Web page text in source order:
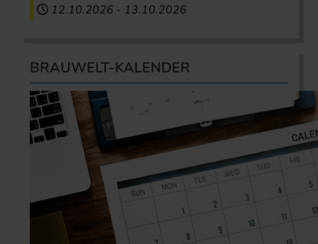
12.10.2026 - 13.10.2026
BRAUWELT-KALENDER